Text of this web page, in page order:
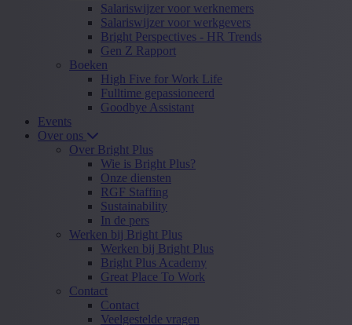
Salariswijzer voor werknemers
Salariswijzer voor werkgevers
Bright Perspectives - HR Trends
Gen Z Rapport
Boeken
High Five for Work Life
Fulltime gepassioneerd
Goodbye Assistant
Events
Over ons
Over Bright Plus
Wie is Bright Plus?
Onze diensten
RGF Staffing
Sustainability
In de pers
Werken bij Bright Plus
Werken bij Bright Plus
Bright Plus Academy
Great Place To Work
Contact
Contact
Veelgestelde vragen